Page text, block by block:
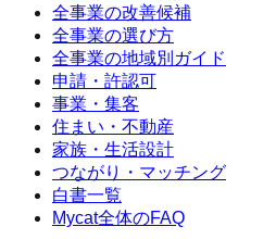
全事業の改善候補
全事業の選び方
全事業の地域別ガイド
申請・許認可
事業・集客
住まい・不動産
家族・生活設計
つながり・マッチング
白書一覧
Mycat全体のFAQ